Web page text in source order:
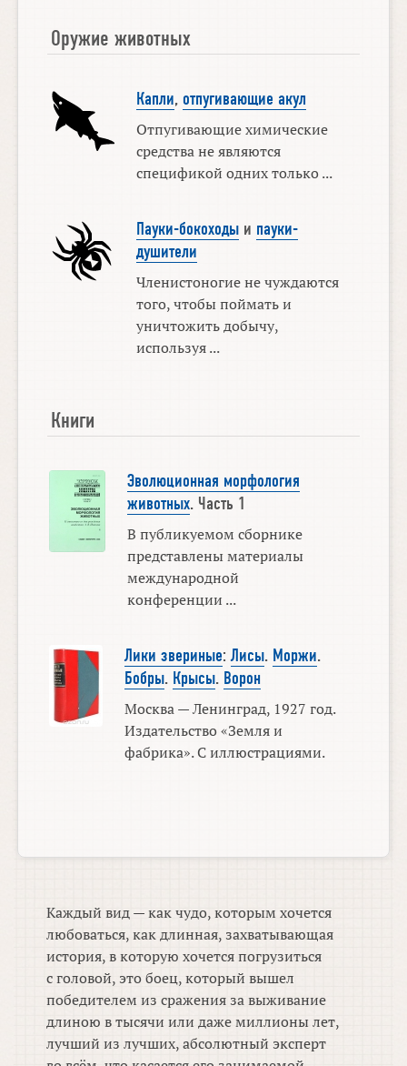
Оружие животных
Капли, отпугивающие акул
Отпугивающие химические
средства не являются
спецификой одних только ...
Пауки-бокоходыи пауки-
душители
Членистоногие не чуждаются
того, чтобы поймать и
уничтожить добычу,
используя ...
Книги
Эволюционная морфология
животных. Часть 1
В публикуемом сборнике
представлены материалы
международной
конференции ...
Лики звериные:Лисы. Моржи.
Бобры. Крысы. Ворон
Москва — Ленинград, 1927 год.
Издательство «Земля и
фабрика». С иллюстрациями.
Каждый вид — как чудо, которым хочется
любоваться, как длинная, захватывающая
история, в которую хочется погрузиться
с головой, это боец, который вышел
победителем из сражения за выживание
длиною в тысячи или даже миллионы лет,
лучший из лучших, абсолютный эксперт